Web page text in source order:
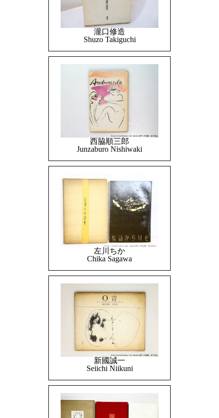
瀧口修造
Shuzo Takiguchi
西脇順三郎
Junzaburo Nishiwaki
左川ちか
Chika Sagawa
新國誠一
Seiichi Niikuni